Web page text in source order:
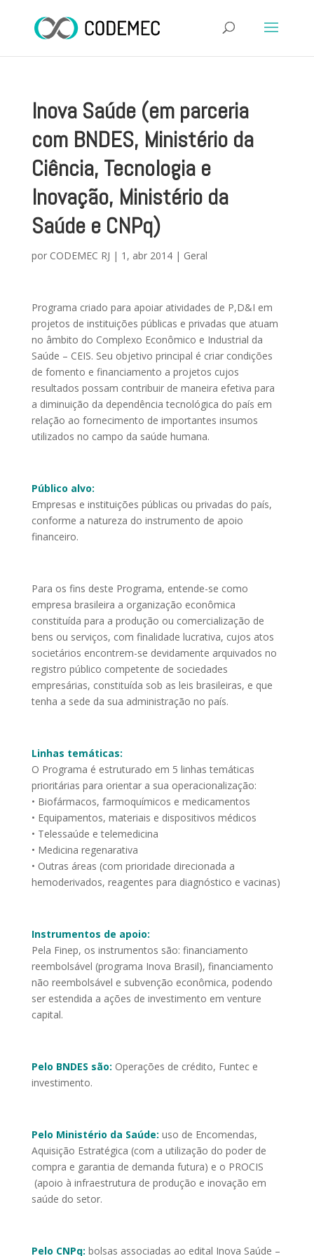
Inova Saúde (em parceria
com BNDES, Ministério da
Ciência, Tecnologia e
Inovação, Ministério da
Saúde e CNPq)
por CODEMEC RJ | 1, abr 2014| Geral
Programa criado para apoiar atividades de P,D&I em
projetos de instituições públicas e privadas que atuam
no âmbito do Complexo Econômico e Industrial da
Saúde – CEIS. Seu objetivo principal é criar condições
de fomento e financiamento a projetos cujos
resultados possam contribuir de maneira efetiva para
a diminuição da dependência tecnológica do país em
relação ao fornecimento de importantes insumos
utilizados no campo da saúde humana.
Público alvo:
Empresas e instituições públicas ou privadas do país,
conforme a natureza do instrumento de apoio
financeiro.
Para os fins deste Programa, entende-se como
empresa brasileira a organização econômica
constituída para a produção ou comercialização de
bens ou serviços, com finalidade lucrativa, cujos atos
societários encontrem-se devidamente arquivados no
registro público competente de sociedades
empresárias, constituída sob as leis brasileiras, e que
tenha a sede da sua administração no país.
Linhas temáticas:
O Programa é estruturado em 5 linhas temáticas
prioritárias para orientar a sua operacionalização:
• Biofármacos, farmoquímicos e medicamentos
• Equipamentos, materiais e dispositivos médicos
• Telessaúde e telemedicina
• Medicina regenarativa
• Outras áreas (com prioridade direcionada a
hemoderivados, reagentes para diagnóstico e vacinas)
Instrumentos de apoio:
Pela Finep, os instrumentos são: financiamento
reembolsável (programa Inova Brasil), financiamento
não reembolsável e subvenção econômica, podendo
ser estendida a ações de investimento em venture
capital.
Pelo BNDES são: Operações de crédito, Funtec e
investimento.
Pelo Ministério da Saúde: uso de Encomendas,
Aquisição Estratégica (com a utilização do poder de
compra e garantia de demanda futura) e o PROCIS
(apoio à infraestrutura de produção e inovação em
saúde do setor.
Pelo CNPq: bolsas associadas ao edital Inova Saúde –